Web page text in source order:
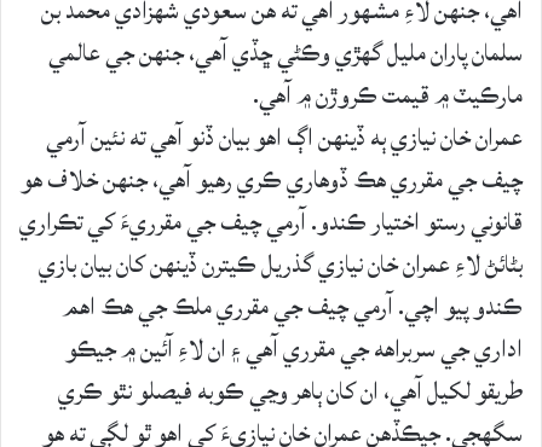
آهي، جنهن لاءِ مشهور آهي ته هن سعودي شهزادي محمد بن
سلمان پاران مليل گهڙي وڪڻي ڇڏي آهي، جنهن جي عالمي
مارڪيٽ ۾ قيمت ڪروڙن ۾ آهي.
عمران خان نيازي ٻه ڏينهن اڳ اهو بيان ڏنو آهي ته نئين آرمي
چيف جي مقرري هڪ ڏوهاري ڪري رهيو آهي، جنهن خلاف هو
قانوني رستو اختيار ڪندو. آرمي چيف جي مقرريءَ کي تڪراري
بڻائڻ لاءِ عمران خان نيازي گذريل ڪيترن ڏينهن کان بيان بازي
ڪندو پيو اچي. آرمي چيف جي مقرري ملڪ جي هڪ اهم
اداري جي سربراهه جي مقرري آهي ۽ ان لاءِ آئين ۾ جيڪو
طريقو لکيل آهي، ان کان ٻاهر وڃي ڪوبه فيصلو نٿو ڪري
سگهجي. جيڪڏهن عمران خان نيازيءَ کي اهو ٿو لڳي ته هو